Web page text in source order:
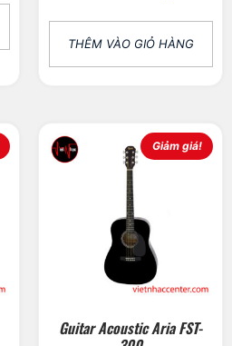
THÊM VÀO GIỎ HÀNG
Giảm giá!
Guitar Acoustic Aria FST-